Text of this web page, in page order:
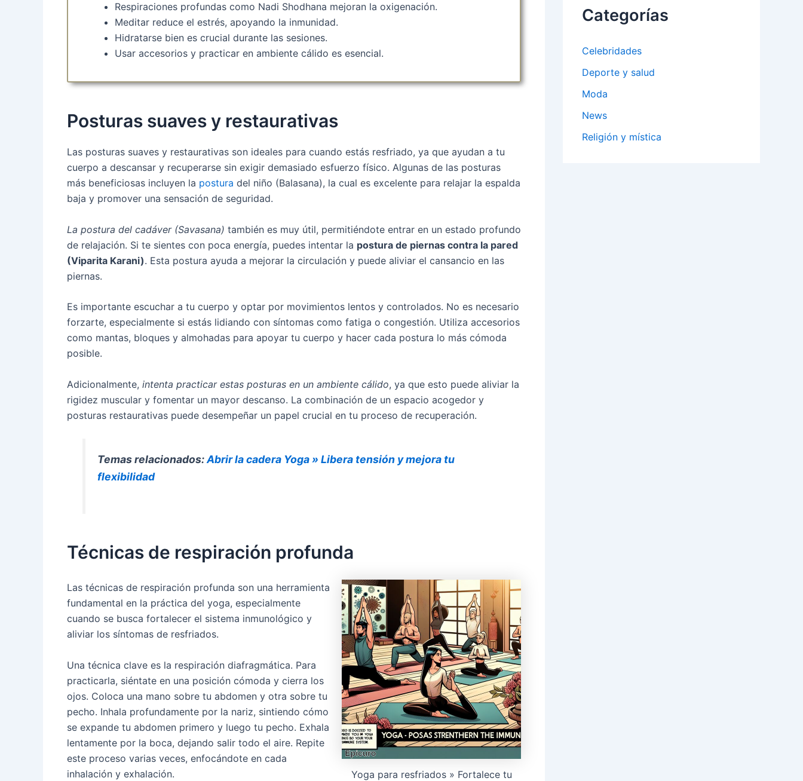
Respiraciones profundas como Nadi Shodhana mejoran la oxigenación.
Meditar reduce el estrés, apoyando la inmunidad.
Hidratarse bien es crucial durante las sesiones.
Usar accesorios y practicar en ambiente cálido es esencial.
Posturas suaves y restaurativas
Las posturas suaves y restaurativas son ideales para cuando estás resfriado, ya que ayudan a tu
cuerpo a descansar y recuperarse sin exigir demasiado esfuerzo físico. Algunas de las posturas
más beneficiosas incluyen la postura del niño (Balasana), la cual es excelente para relajar la espalda
baja y promover una sensación de seguridad.
La postura del cadáver (Savasana) también es muy útil, permitiéndote entrar en un estado profundo
de relajación. Si te sientes con poca energía, puedes intentar la postura de piernas contra la pared
(Viparita Karani). Esta postura ayuda a mejorar la circulación y puede aliviar el cansancio en las
piernas.
Es importante escuchar a tu cuerpo y optar por movimientos lentos y controlados. No es necesario
forzarte, especialmente si estás lidiando con síntomas como fatiga o congestión. Utiliza accesorios
como mantas, bloques y almohadas para apoyar tu cuerpo y hacer cada postura lo más cómoda
posible.
Adicionalmente, intenta practicar estas posturas en un ambiente cálido, ya que esto puede aliviar la
rigidez muscular y fomentar un mayor descanso. La combinación de un espacio acogedor y
posturas restaurativas puede desempeñar un papel crucial en tu proceso de recuperación.
Temas relacionados:Abrir la cadera Yoga » Libera tensión y mejora tu
flexibilidad
Técnicas de respiración profunda
Yoga para resfriados » Fortalece tu
Las técnicas de respiración profunda son una herramienta
fundamental en la práctica del yoga, especialmente
cuando se busca fortalecer el sistema inmunológico y
aliviar los síntomas de resfriados.
Una técnica clave es la respiración diafragmática. Para
practicarla, siéntate en una posición cómoda y cierra los
ojos. Coloca una mano sobre tu abdomen y otra sobre tu
pecho. Inhala profundamente por la nariz, sintiendo cómo
se expande tu abdomen primero y luego tu pecho. Exhala
lentamente por la boca, dejando salir todo el aire. Repite
este proceso varias veces, enfocándote en cada
inhalación y exhalación.
Categorías
Celebridades
Deporte y salud
Moda
News
Religión y mística